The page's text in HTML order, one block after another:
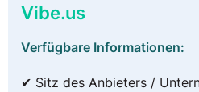
Vibe.us
Verfügbare Informationen:
✔ Sitz des Anbieters /